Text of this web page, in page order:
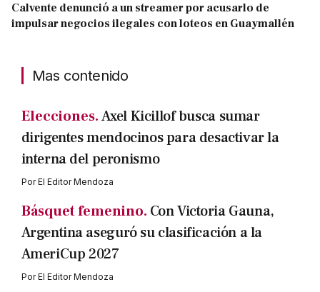
Calvente denunció a un streamer por acusarlo de
impulsar negocios ilegales con loteos en Guaymallén
Mas contenido
Elecciones.Axel Kicillof busca sumar
dirigentes mendocinos para desactivar la
interna del peronismo
PorEl Editor Mendoza
Básquet femenino. Con Victoria Gauna,
Argentina aseguró su clasificación a la
AmeriCup 2027
PorEl Editor Mendoza